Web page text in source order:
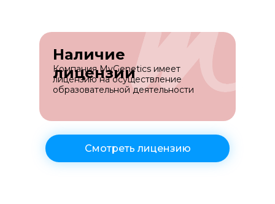
Наличие
лицензии
Смотреть лицензию
Компания MyGenetics имеет
лицензию на осуществление
образовательной деятельности